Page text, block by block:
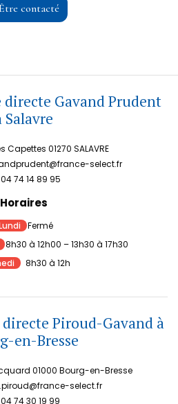
contacté
Gavand Prudent
Salavre
Capettes 01270 SALAVRE
select.fr
04 74 14 89 95​
Horaires
Fermé
8h30 à 12h00 – 13h30 à 17h30
8h30 à 12h
Piroud-Gavand à
en-Bresse
01000 Bourg-en-Bresse
select.fr
04 74 30 19 99